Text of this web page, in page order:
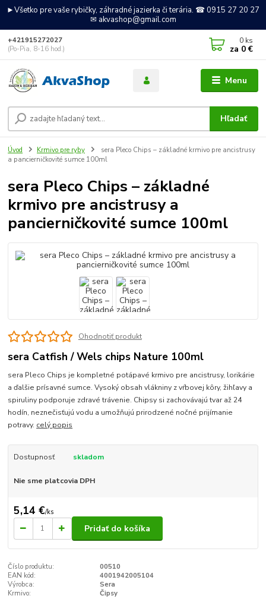
►Všetko pre vaše rybičky, záhradné jazierka či terária. ☎ 0915 27 20 27
✉ akvashop@gmail.com
Menu
Hľadať
+421915272027
(Po-Pia, 8-16 hod.)
0 ks
za 0 €
Úvod Krmivo pre ryby
sera Pleco Chips – základné krmivo pre ancistrusy
a pancierničkovité sumce 100ml
sera Pleco Chips – základné
krmivo pre ancistrusy a
pancierničkovité sumce 100ml
Ohodnotiť produkt
sera Catfish / Wels chips Nature 100ml
sera Pleco Chips je kompletné potápavé krmivo pre ancistrusy, lorikárie
a ďalšie prísavné sumce. Vysoký obsah vlákniny z vŕbovej kôry, žihľavy a
spiruliny podporuje zdravé trávenie. Chipsy si zachovávajú tvar až 24
hodín, neznečisťujú vodu a umožňujú prirodzené nočné prijímanie
potravy. celý popis
Dostupnosť skladom
Nie sme platcovia DPH
5,14 €/ks
Pridať do košíka
Číslo produktu:
00510
EAN kód:
4001942005104
Výrobca:
Sera
Krmivo:
Čipsy